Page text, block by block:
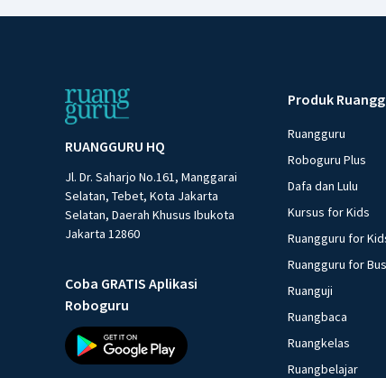
RUANGGURU HQ
Jl. Dr. Saharjo No.161, Manggarai
Selatan, Tebet, Kota Jakarta
Selatan, Daerah Khusus Ibukota
Jakarta 12860
Coba GRATIS Aplikasi
Roboguru
Produk
Ruangguru
Roboguru Plus
Dafa dan Lulu
Kursus for Kids
Ruangguru for
Ruangguru for
Ruanguji
Ruangbaca
Ruangkelas
Ruangbelajar